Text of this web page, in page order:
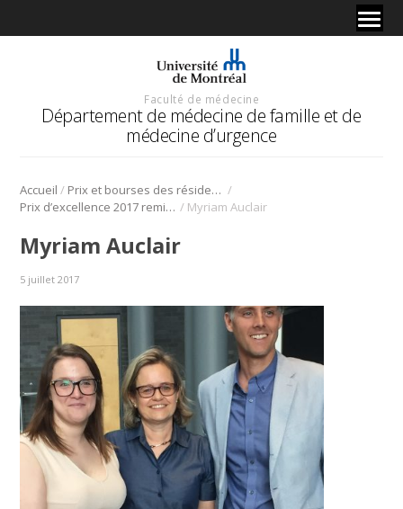
Faculté de médecine
Département de médecine de famille et de
médecine d’urgence
Accueil / Prix et bourses des résidents /
Prix d’excellence 2017 remis à Dre Myriam Auclair / Myriam Auclair
Myriam Auclair
5 juillet 2017